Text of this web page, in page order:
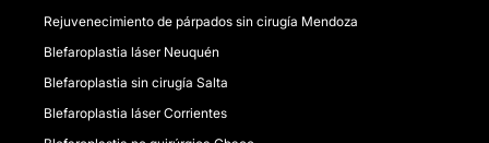
Rejuvenecimiento de párpados sin cirugía Mendoza
Blefaroplastia láser Neuquén
Blefaroplastia sin cirugía Salta
Blefaroplastia láser Corrientes